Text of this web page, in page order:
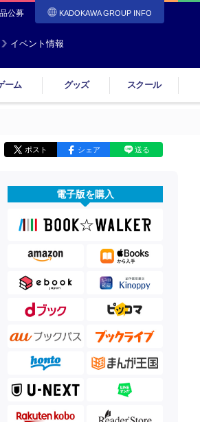
公募 KADOKAWA GROUP INFO
イベント情報
ーム グッズ スクール
ポスト シェア 送る
電子版を購入